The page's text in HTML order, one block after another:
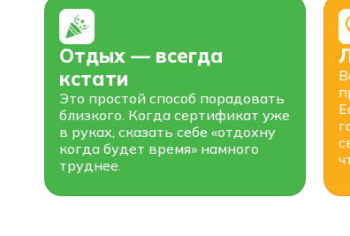
Отдых — всегда
кстати
Это простой способ порадовать
близкого. Когда сертификат уже
в руках, сказать себе «отдохну
когда будет время» намного
труднее.